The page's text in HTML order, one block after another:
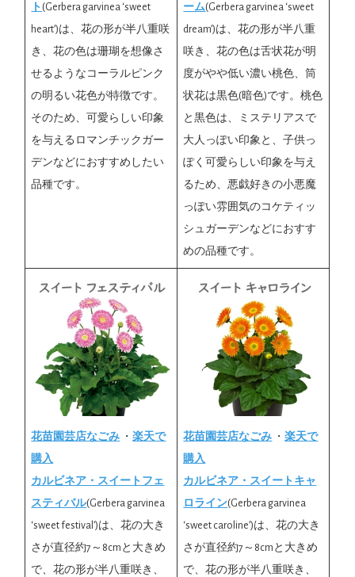
ト (Gerbera garvinea ‘sweet
heart’)は、花の形が半八重咲
き、花の色は珊瑚を想像さ
せるようなコーラルピンク
の明るい花色が特徴です。
そのため、可愛らしい印象
を与えるロマンチックガー
デンなどにおすすめしたい
品種です。
ーム(Gerbera garvinea ‘sweet
dream’)は、花の形が半八重
咲き、花の色は舌状花が明
度がやや低い濃い桃色、筒
状花は黒色(暗色)です。桃色
と黒色は、ミステリアスで
大人っぽい印象と、子供っ
ぽく可愛らしい印象を与え
るため、悪戯好きの小悪魔
っぽい雰囲気のコケティッ
シュガーデンなどにおすす
めの品種です。
花苗園芸店なごみ ・楽天で
購入
カルビネア・スイートフェ
スティバル(Gerbera garvinea
‘sweet festival’)は、花の大き
さが直径約7～8cmと大きめ
で、花の形が半八重咲き、
花苗園芸店なごみ ・楽天で
購入
カルビネア・スイートキャ
ロライン(Gerbera garvinea
‘sweet caroline’)は、花の大き
さが直径約7～8cmと大きめ
で、花の形が半八重咲き、